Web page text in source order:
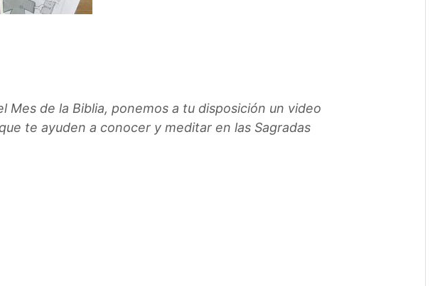
Mes de la Biblia, ponemos a tu disposición un video
te ayuden a conocer y meditar en las Sagradas